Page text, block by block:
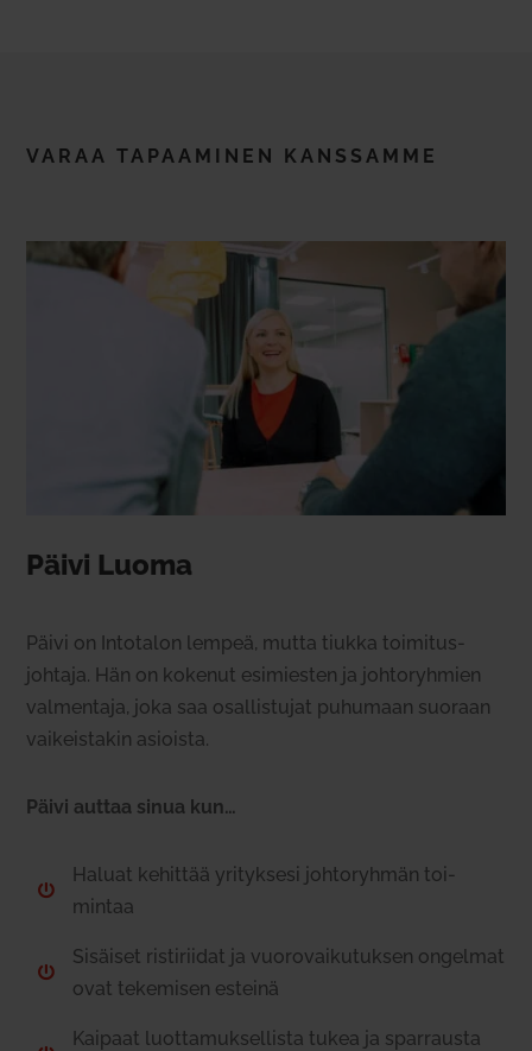
VARAA TAPAA­MINEN KANS­SAMME
Päivi Luoma
Päivi on Into­talon lempeä, mutta tiukka toi­mi­tus­
johtaja. Hän on kokenut esi­miesten ja joh­to­ryhmien
val­mentaja, joka saa osal­lis­tujat puhumaan suoraan
vai­keis­takin asioista.
Päivi auttaa sinua kun…

Haluat kehittää yri­tyksesi joh­to­ryhmän toi­
mintaa

Sisäiset ris­ti­riidat ja vuo­ro­vai­ku­tuksen ongelmat
ovat teke­misen esteinä
Kaipaat luot­ta­muk­sel­lista tukea ja spar­rausta